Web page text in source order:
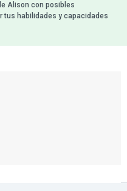
Alison con posibles
tus habilidades y capacidades